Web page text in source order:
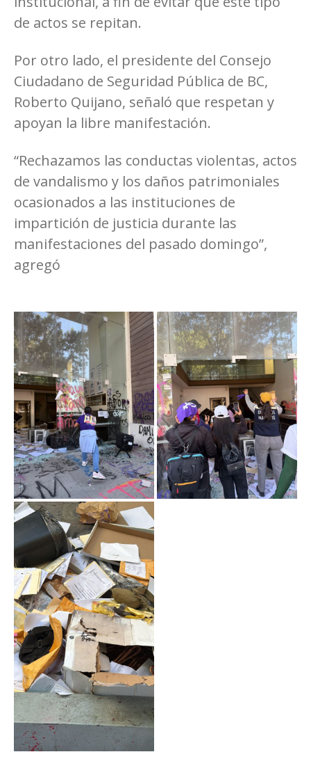
de actos se repitan.
Por otro lado, el presidente del Consejo
Ciudadano de Seguridad Pública de BC,
Roberto Quijano, señaló que respetan y
apoyan la libre manifestación.
“Rechazamos las conductas violentas, actos
de vandalismo y los daños patrimoniales
ocasionados a las instituciones de
impartición de justicia durante las
manifestaciones del pasado domingo”,
agregó